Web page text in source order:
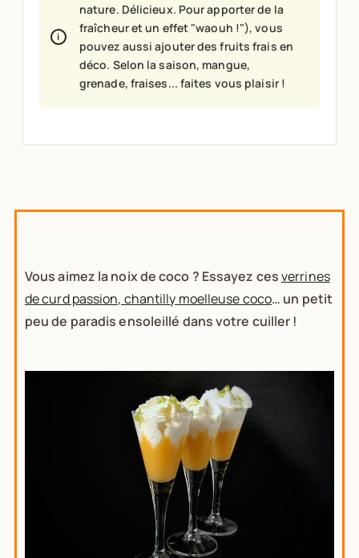
nature. Délicieux. Pour apporter de la
fraîcheur et un effet "waouh !"), vous
pouvez aussi ajouter des fruits frais en
déco. Selon la saison, mangue,
grenade, fraises... faites vous plaisir !
Vous aimez la noix de coco ? Essayez cesverrines
de curd passion, chantilly moelleuse coco… un petit
peu de paradis ensoleillé dans votre cuiller !